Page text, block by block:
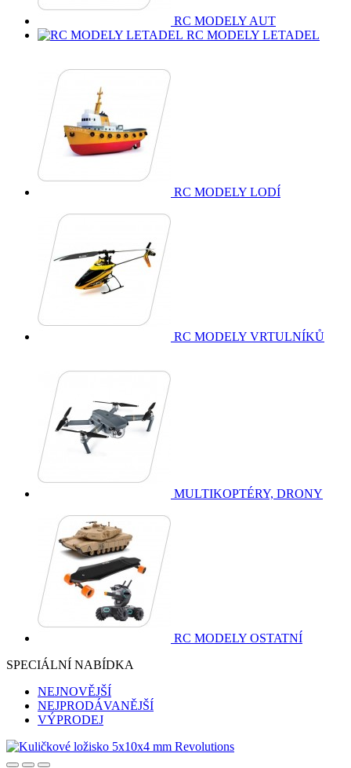
RC MODELY AUT
RC MODELY LETADEL
RC MODELY LODÍ
RC MODELY VRTULNÍKŮ
MULTIKOPTÉRY, DRONY
RC MODELY OSTATNÍ
SPECIÁLNÍ NABÍDKA
NEJNOVĚJŠÍ
NEJPRODÁVANĚJŠÍ
VÝPRODEJ